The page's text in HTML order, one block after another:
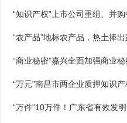
“知识产权”上市公司重组、并
“农产品”地标农产品，热土捧
“商业秘密”嘉兴全面加强商业
“万元”南昌市两企业质押知识
“万件”10万件！广东省有效发